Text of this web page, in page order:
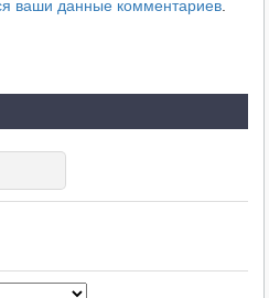
ваши данные комментариев.